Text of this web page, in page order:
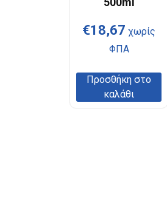
€18,67 χωρίς
ΦΠΑ
Προσθήκη στο
καλάθι